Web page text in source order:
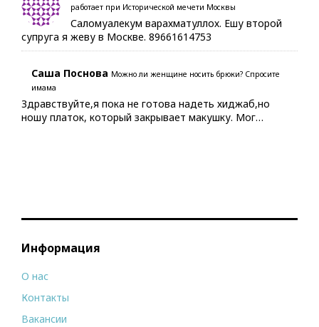
работает при Исторической мечети Москвы
Саломуалекум варахматуллох. Ешу второй
супруга я жеву в Москве. 89661614753
Саша Поснова Можно ли женщине носить брюки? Спросите
имама
Здравствуйте,я пока не готова надеть хиджаб,но
ношу платок, который закрывает макушку. Мог…
Информация
О нас
Контакты
Вакансии